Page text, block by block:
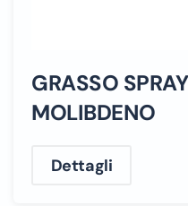
GRASSO
MOLIBDENO
Dettagli